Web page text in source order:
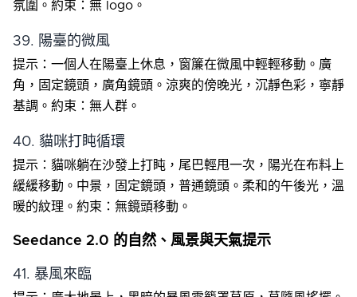
氛圍。約束：無 logo。
39. 陽臺的微風
提示：一個人在陽臺上休息，窗簾在微風中輕輕移動。廣
角，固定鏡頭，廣角鏡頭。涼爽的傍晚光，沉靜色彩，寧靜
基調。約束：無人群。
40. 貓咪打盹循環
提示：貓咪躺在沙發上打盹，尾巴輕甩一次，陽光在布料上
緩緩移動。中景，固定鏡頭，普通鏡頭。柔和的午後光，溫
暖的紋理。約束：無鏡頭移動。
Seedance 2.0 的自然、風景與天氣提示
41. 暴風來臨